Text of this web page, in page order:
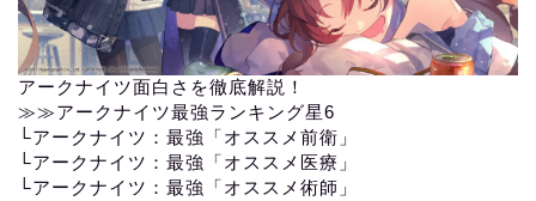
アークナイツ面白さを徹底解説！
≫≫アークナイツ最強ランキング星6
└アークナイツ：最強「オススメ前衛」
└アークナイツ：最強「オススメ医療」
└アークナイツ：最強「オススメ術師」